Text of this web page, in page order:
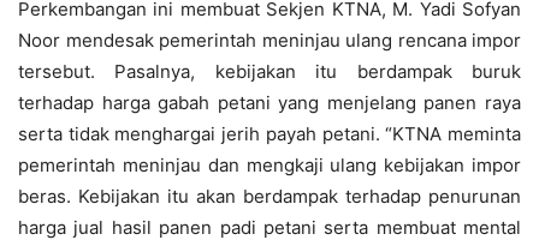
Perkembangan ini membuat Sekjen KTNA, M. Yadi Sofyan
Noor mendesak pemerintah meninjau ulang rencana impor
tersebut. Pasalnya, kebijakan itu berdampak buruk
terhadap harga gabah petani yang menjelang panen raya
serta tidak menghargai jerih payah petani. “KTNA meminta
pemerintah meninjau dan mengkaji ulang kebijakan impor
beras. Kebijakan itu akan berdampak terhadap penurunan
harga jual hasil panen padi petani serta membuat mental